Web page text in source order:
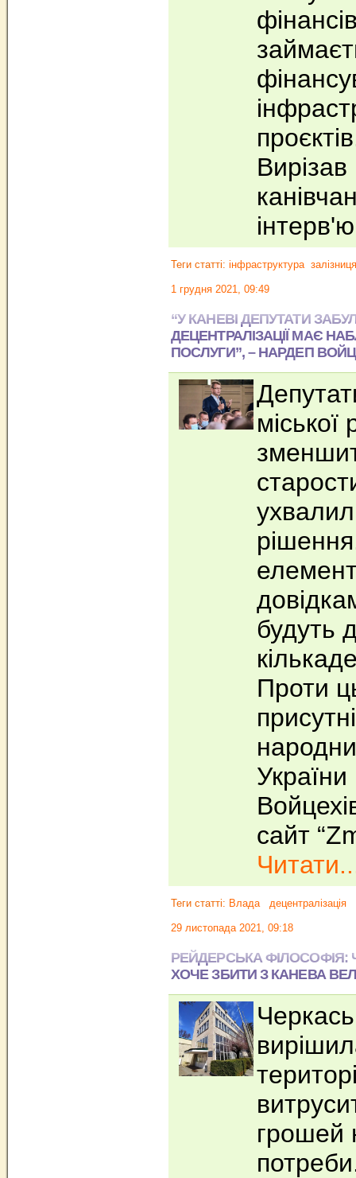
Теги статті: інфраструктура залізниця
1 грудня 2021, 09:49
“У КАНЕВІ ДЕПУТАТИ
ДЕЦЕНТРАЛІЗАЦІЇ МАЄ
ПОСЛУГИ”, – НАРДЕП
будуть
Проти
України
сайт
Теги статті: Влада децентралізація
29 листопада 2021, 09:18
РЕЙДЕРСЬКА ФІЛОСОФІЯ:
ХОЧЕ ЗБИТИ З КАНЕВА
грошей